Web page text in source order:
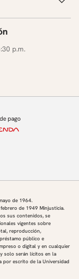
p.m.
pago
de 1964.
de 1949 Minjusticia.
sus contenidos, se
vigentes sobre
reproducción,
público e
o digital y en cualquier
solo serán lícitos en la
por escrito de la Universidad